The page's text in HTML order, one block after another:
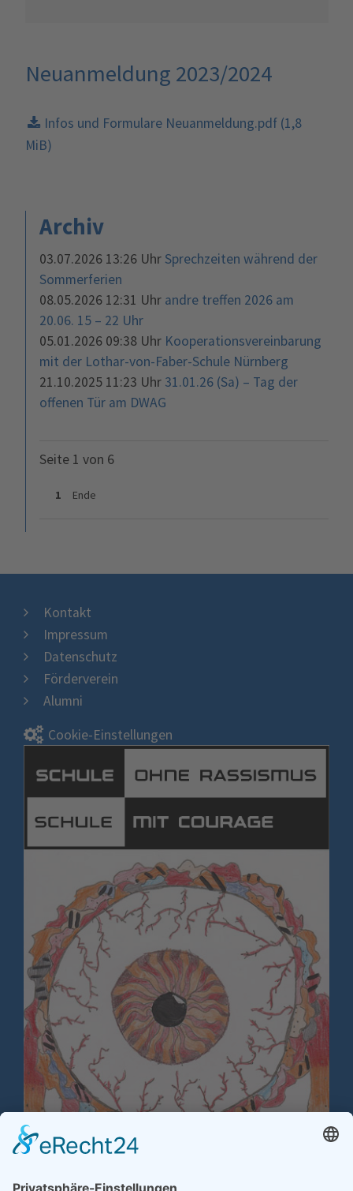
Neuanmeldung 2023/2024
Infos und Formulare Neuanmeldung.pdf (1,8
MiB)
Archiv
03.07.2026 13:26 Uhr Sprechzeiten während der
Sommerferien
08.05.2026 12:31 Uhr andre treffen 2026 am
20.06. 15 – 22 Uhr
05.01.2026 09:38 Uhr Kooperationsvereinbarung
mit der Lothar-von-Faber-Schule Nürnberg
21.10.2025 11:23 Uhr 31.01.26 (Sa) – Tag der
offenen Tür am DWAG
Seite 1 von 6
1 Ende
Kontakt
Impressum
Datenschutz
Förderverein
Alumni
Cookie-Einstellungen